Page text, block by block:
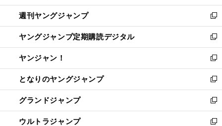
開
く
ウ
で
開
く
ン
ド
ウ
で
開
く
ウ
ィ
ン
ド
ウ
で
開
く
週刊ヤングジャンプ
新
し
い
ウ
ィ
ン
ド
ウ
で
開
く
ヤングジャンプ定期購読デジタル
新
し
い
ウ
ィ
ン
ド
ウ
で
ヤンジャン！
新
し
い
ウ
ィ
ン
ド
となりのヤングジャンプ
新
し
い
ウ
ィ
グランドジャンプ
新
し
い
ウルトラジャンプ
新